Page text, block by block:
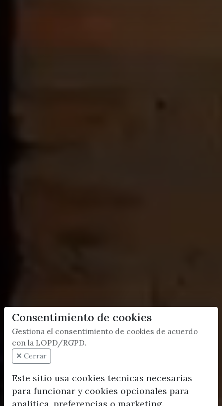
Consentimiento de cookies
Gestiona el consentimiento de cookies de acuerdo
con la LOPD/RGPD.
Cerrar
Este sitio usa cookies tecnicas necesarias
para funcionar y cookies opcionales para